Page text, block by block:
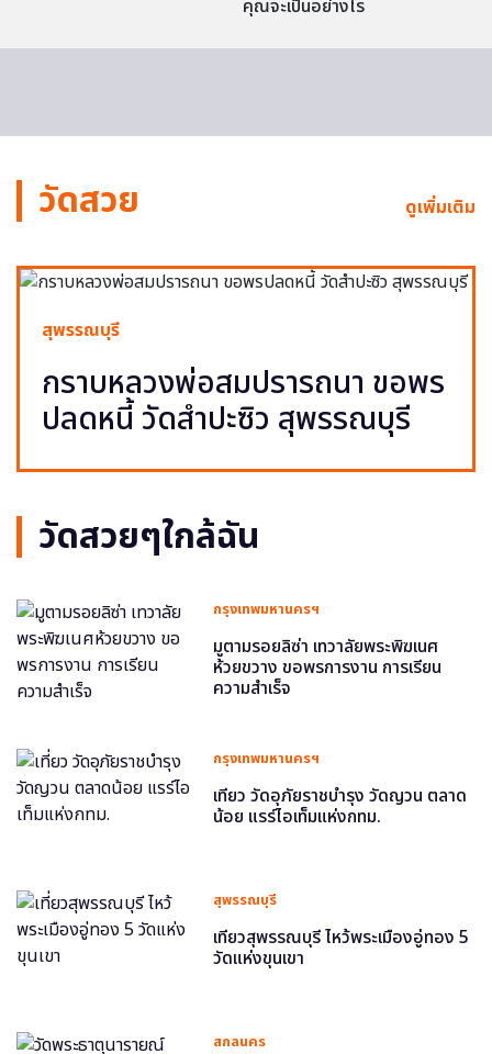
คุณจะเป็นอย่างไร
วัดสวย ดูเพิ่มเติม
สุพรรณบุรี
กราบหลวงพ่อสมปรารถนา ขอพร
ปลดหนี้ วัดสำปะซิว สุพรรณบุรี
วัดสวยๆใกล้ฉัน
กรุงเทพมหานครฯ
มูตามรอยลิซ่า เทวาลัยพระพิฆเนศ
ห้วยขวาง ขอพรการงาน การเรียน
ความสำเร็จ
กรุงเทพมหานครฯ
เที่ยว วัดอุภัยราชบำรุง วัดญวน ตลาด
น้อย แรร์ไอเท็มแห่งกทม.
สุพรรณบุรี
เที่ยวสุพรรณบุรี ไหว้พระเมืองอู่ทอง 5
วัดแห่งขุนเขา
สกลนคร